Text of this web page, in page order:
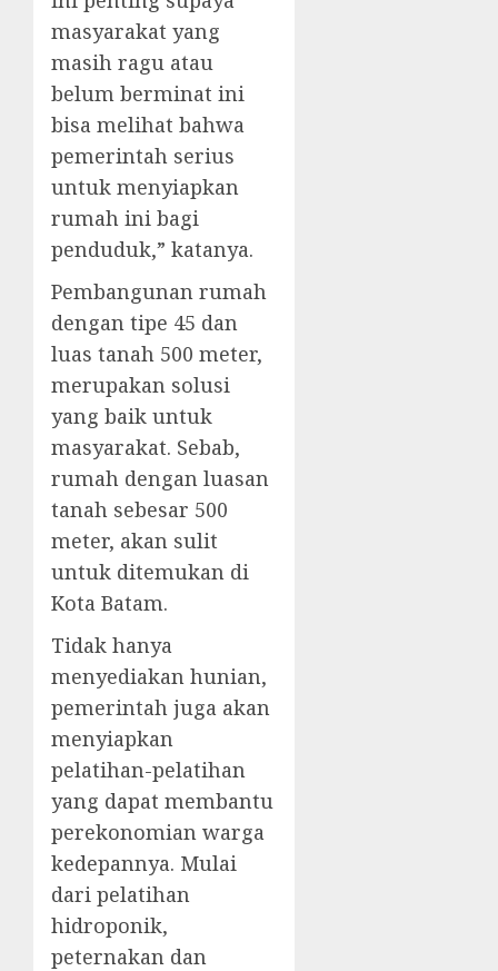
masyarakat yang
masih ragu atau
belum berminat ini
bisa melihat bahwa
pemerintah serius
untuk menyiapkan
rumah ini bagi
penduduk,” katanya.
Pembangunan rumah
dengan tipe 45 dan
luas tanah 500 meter,
merupakan solusi
yang baik untuk
masyarakat. Sebab,
rumah dengan luasan
tanah sebesar 500
meter, akan sulit
untuk ditemukan di
Kota Batam.
Tidak hanya
menyediakan hunian,
pemerintah juga akan
menyiapkan
pelatihan-pelatihan
yang dapat membantu
perekonomian warga
kedepannya. Mulai
dari pelatihan
hidroponik,
peternakan dan